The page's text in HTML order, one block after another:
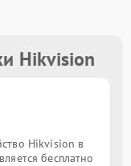
Hikvision
Hikvision в
бесплатно